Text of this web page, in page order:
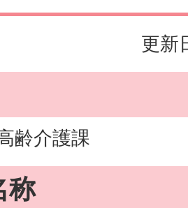
更新
齢介護課
称